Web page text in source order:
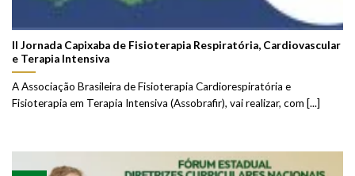
II Jornada Capixaba de Fisioterapia Respiratória, Cardiovascular
e Terapia Intensiva
A Associação Brasileira de Fisioterapia Cardiorespiratória e
Fisioterapia em Terapia Intensiva (Assobrafir), vai realizar, com [...]